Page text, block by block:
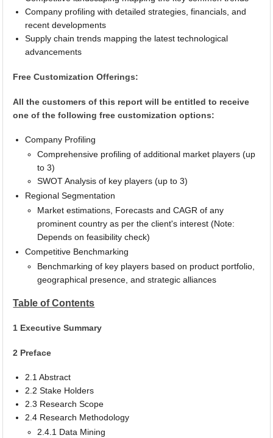
Company profiling with detailed strategies, financials, and
recent developments
Supply chain trends mapping the latest technological
advancements
Free Customization Offerings:
All the customers of this report will be entitled to receive
one of the following free customization options:
Company Profiling
Comprehensive profiling of additional market players (up
to 3)
SWOT Analysis of key players (up to 3)
Regional Segmentation
Market estimations, Forecasts and CAGR of any
prominent country as per the client's interest (Note:
Depends on feasibility check)
Competitive Benchmarking
Benchmarking of key players based on product portfolio,
geographical presence, and strategic alliances
Table of Contents
1 Executive Summary
2 Preface
2.1 Abstract
2.2 Stake Holders
2.3 Research Scope
2.4 Research Methodology
2.4.1 Data Mining